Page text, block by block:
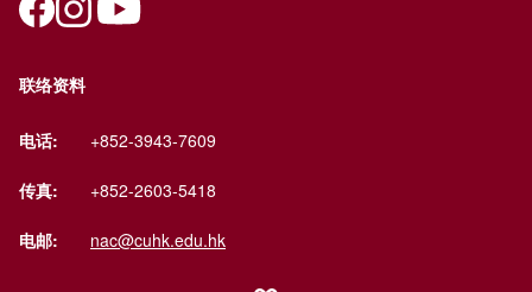
联络资料
电话: +852-3943-7609
传真: +852-2603-5418
电邮: nac@cuhk.edu.hk